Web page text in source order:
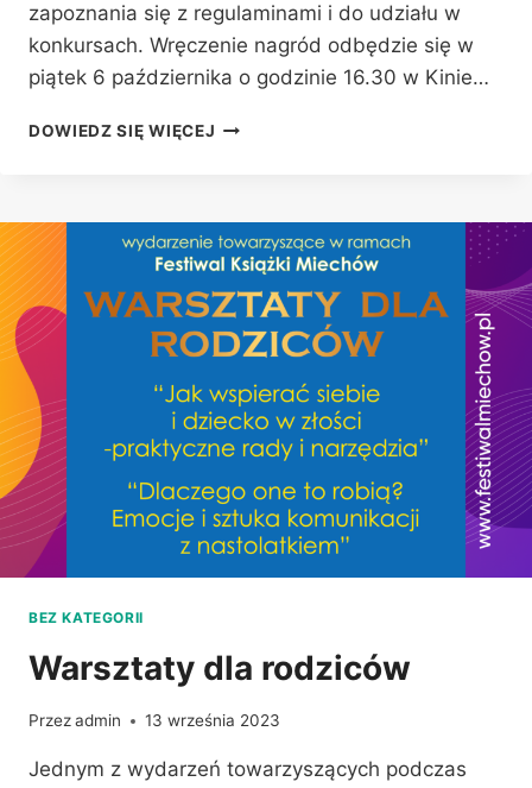
zapoznania się z regulaminami i do udziału w
konkursach. Wręczenie nagród odbędzie się w
piątek 6 października o godzinie 16.30 w Kinie…
DOWIEDZ SIĘ WIĘCEJ KONKURSY
MŁODZIEŻY
BEZ KATEGORII
Warsztaty dla rodziców
Przezadmin 13 września 2023
Jednym z wydarzeń towarzyszących podczas